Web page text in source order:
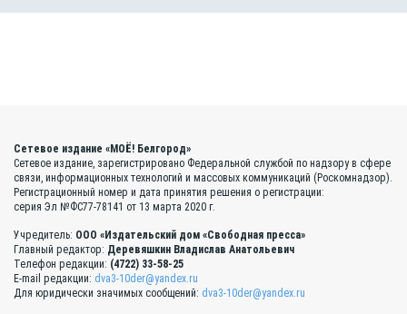
Сетевое издание «МОЁ! Белгород»
Сетевое издание, зарегистрировано Федеральной службой по надзору в сфере
связи, информационных технологий и массовых коммуникаций (Роскомнадзор).
Регистрационный номер и дата принятия решения о регистрации:
серия Эл №ФС77-78141 от 13 марта 2020 г.
Учредитель: ООО «Издательский дом «Свободная пресса»
Главный редактор: Деревяшкин Владислав Анатольевич
Телефон редакции: (4722) 33-58-25
E-mail редакции: dva3-10der@yandex.ru
Для юридически значимых сообщений: dva3-10der@yandex.ru